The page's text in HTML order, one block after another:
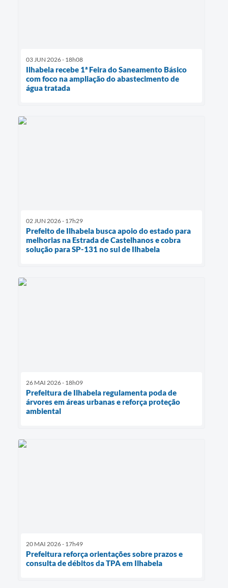
03 JUN 2026 - 18h08
Ilhabela recebe 1ª Feira do Saneamento Básico
com foco na ampliação do abastecimento de
água tratada
02 JUN 2026 - 17h29
Prefeito de Ilhabela busca apoio do estado para
melhorias na Estrada de Castelhanos e cobra
solução para SP-131 no sul de Ilhabela
26 MAI 2026 - 18h09
Prefeitura de Ilhabela regulamenta poda de
árvores em áreas urbanas e reforça proteção
ambiental
20 MAI 2026 - 17h49
Prefeitura reforça orientações sobre prazos e
consulta de débitos da TPA em Ilhabela